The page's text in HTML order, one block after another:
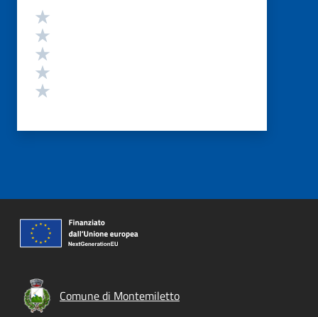
Valutazione
Comune di Montemiletto